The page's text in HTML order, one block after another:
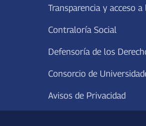
Transparencia y acceso
Contraloría Social
Defensoría de los
Consorcio de
Avisos de Privacidad